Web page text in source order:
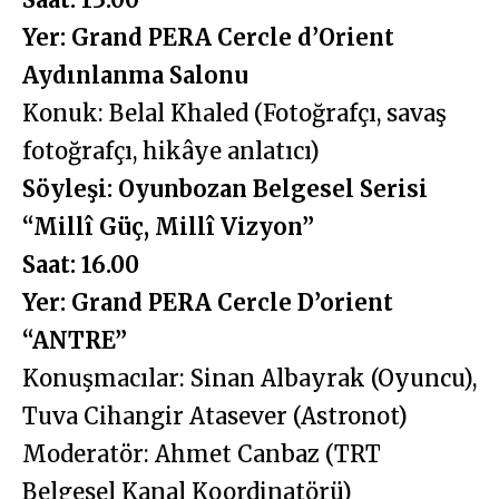
Yer: Grand PERA Cercle d’Orient
Aydınlanma Salonu
Konuk: Belal Khaled (Fotoğrafçı, savaş
fotoğrafçı, hikâye anlatıcı)
Söyleşi: Oyunbozan Belgesel Serisi
“Millî Güç, Millî Vizyon”
Saat: 16.00
Yer: Grand PERA Cercle D’orient
“ANTRE”
Konuşmacılar: Sinan Albayrak (Oyuncu),
Tuva Cihangir Atasever (Astronot)
Moderatör: Ahmet Canbaz (TRT
Belgesel Kanal Koordinatörü)